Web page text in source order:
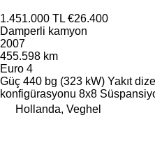
1.451.000 TL €26.400
Damperli kamyon
2007
455.598 km
Euro 4
Güç 440 bg (323 kW) Yakıt dizel
konfigürasyonu 8x8
Hollanda, Veghel